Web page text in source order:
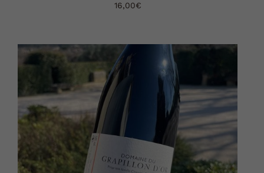
16,00€
AJOUTER AU PANIER DÉTAILS